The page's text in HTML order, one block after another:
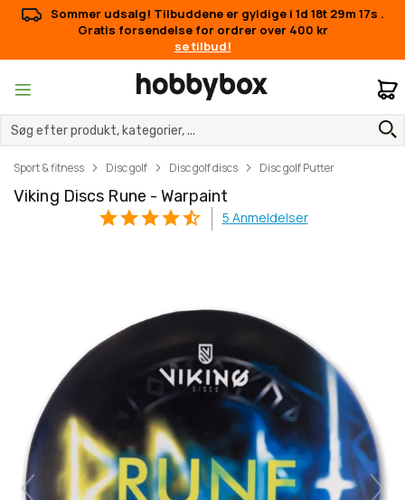
Sommer udsalg! Tilbuddene er gyldige i 1d 18t 29m 17s .
Gratis forsendelse for ordrer over 400 kr
se tilbud!
Sport & fitness Disc golf Disc golf discs Disc golf Putter
Viking Discs Rune - Warpaint
5 Anmeldelser
billedgalleriet
billedgalleriet